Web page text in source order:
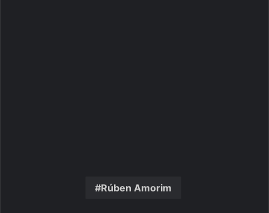
Rúben Amorim